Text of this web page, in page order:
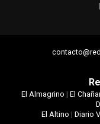
El Almagrino | El
El Altino | Diario